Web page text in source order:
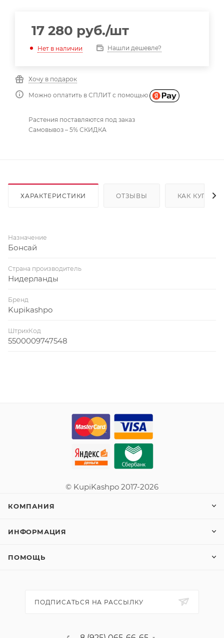
17 280 руб./шт
Нет в наличии Нашли дешевле?
Хочу в подарок
Можно оплатить в СПЛИТ с помощью
Растения поставляются под заказ
Самовывоз – 5% СКИДКА
ХАРАКТЕРИСТИКИ ОТЗЫВЫ КАК КУПИТЬ
Назначение
Бонсай
Страна производитель
Нидерланды
Бренд
Kupikashpo
ШтрихКод
5500009747548
© KupiKashpo 2017-2026
КОМПАНИЯ
ИНФОРМАЦИЯ
ПОМОЩЬ
ПОДПИСАТЬСЯ НА РАССЫЛКУ